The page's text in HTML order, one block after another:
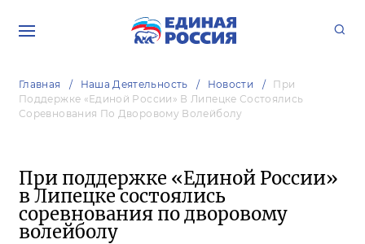
Главная Наша Деятельность Новости
При
Поддержке «Единой России» В Липецке Состоялись
Соревнования По Дворовому Волейболу
При поддержке «Единой России»
в Липецке состоялись
соревнования по дворовому
волейболу